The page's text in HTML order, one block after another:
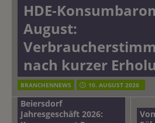
HDE-
August:
nach kurzer
BRANCHENNEWS 10. AUGUST 2026
Beiersdorf
Jahresgeschäft 2026: